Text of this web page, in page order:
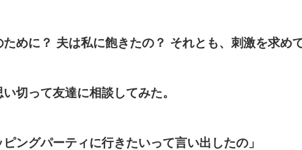
ために？ 夫は私に飽きたの？ それとも、刺激を求め
切って友達に相談してみた。
ングパーティに行きたいって言い出したの」